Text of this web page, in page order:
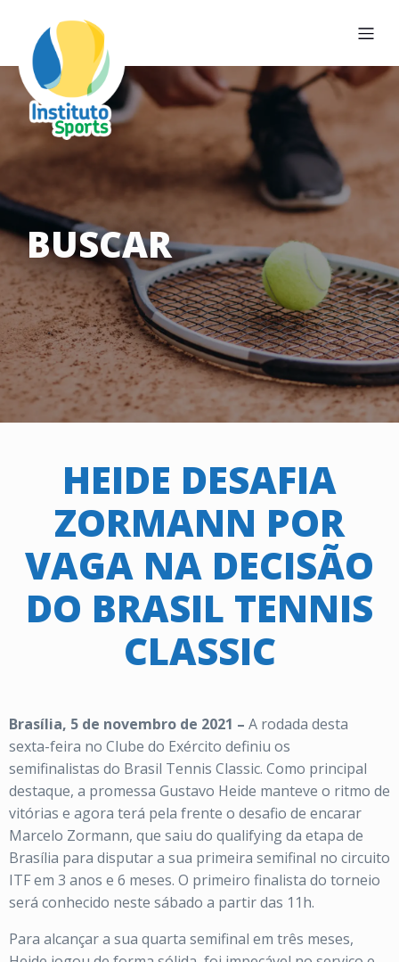
BUSCAR
HEIDE DESAFIA
ZORMANN POR
VAGA NA DECISÃO
DO BRASIL TENNIS
CLASSIC
Brasília, 5 de novembro de 2021 – A rodada desta
sexta-feira no Clube do Exército definiu os
semifinalistas do Brasil Tennis Classic. Como principal
destaque, a promessa Gustavo Heide manteve o ritmo de
vitórias e agora terá pela frente o desafio de encarar
Marcelo Zormann, que saiu do qualifying da etapa de
Brasília para disputar a sua primeira semifinal no circuito
ITF em 3 anos e 6 meses. O primeiro finalista do torneio
será conhecido neste sábado a partir das 11h.
Para alcançar a sua quarta semifinal em três meses,